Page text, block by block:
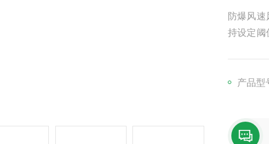
防爆风
持设定阈
具备数
产品型